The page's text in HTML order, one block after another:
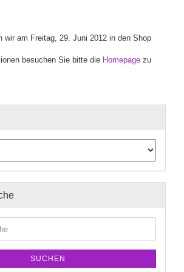
wir am Freitag, 29. Juni 2012 in den Shop
besuchen Sie bitte die Homepage zu
SUCHEN